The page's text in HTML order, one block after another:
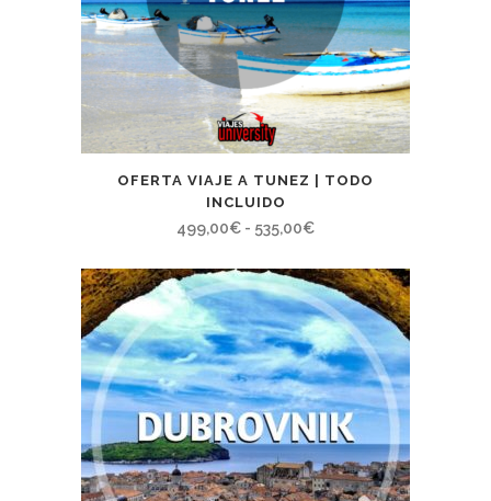
OFERTA VIAJE A TUNEZ | TODO
INCLUIDO
499,00€ - 535,00€Rango
precios:
desde
499,00€
hasta
535,00€